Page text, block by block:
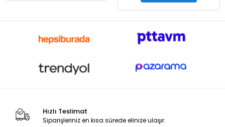
Hızlı Teslimat
Siparişleriniz en kısa sürede elinize ulaşır.